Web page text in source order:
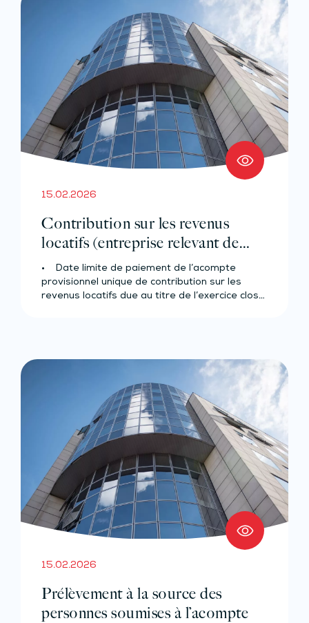
15.02.2026
Contribution sur les revenus
locatifs (entreprise relevant de
l’IR)
• Date limite de paiement de l’acompte
provisionnel unique de contribution sur les
revenus locatifs due au titre de l’exercice clos…
15.02.2026
Prélèvement à la source des
personnes soumises à l’acompte